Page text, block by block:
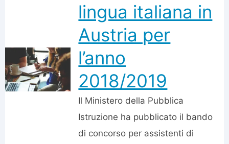
lingua italiana in
Austria per
l’anno
2018/2019
Il Ministero della Pubblica
Istruzione ha pubblicato il bando
di concorso per assistenti di